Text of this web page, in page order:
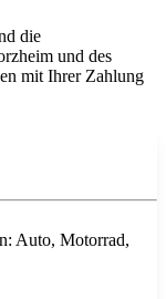
die
und des
mit Ihrer Zahlung
Auto, Motorrad,